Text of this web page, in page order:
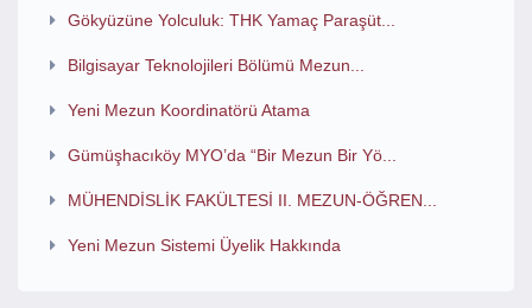
Gökyüzüne Yolculuk: THK Yamaç Paraşüt...
Bilgisayar Teknolojileri Bölümü Mezun...
Yeni Mezun Koordinatörü Atama
Gümüşhacıköy MYO’da “Bir Mezun Bir Yö...
MÜHENDİSLİK FAKÜLTESİ II. MEZUN-ÖĞREN...
Yeni Mezun Sistemi Üyelik Hakkında